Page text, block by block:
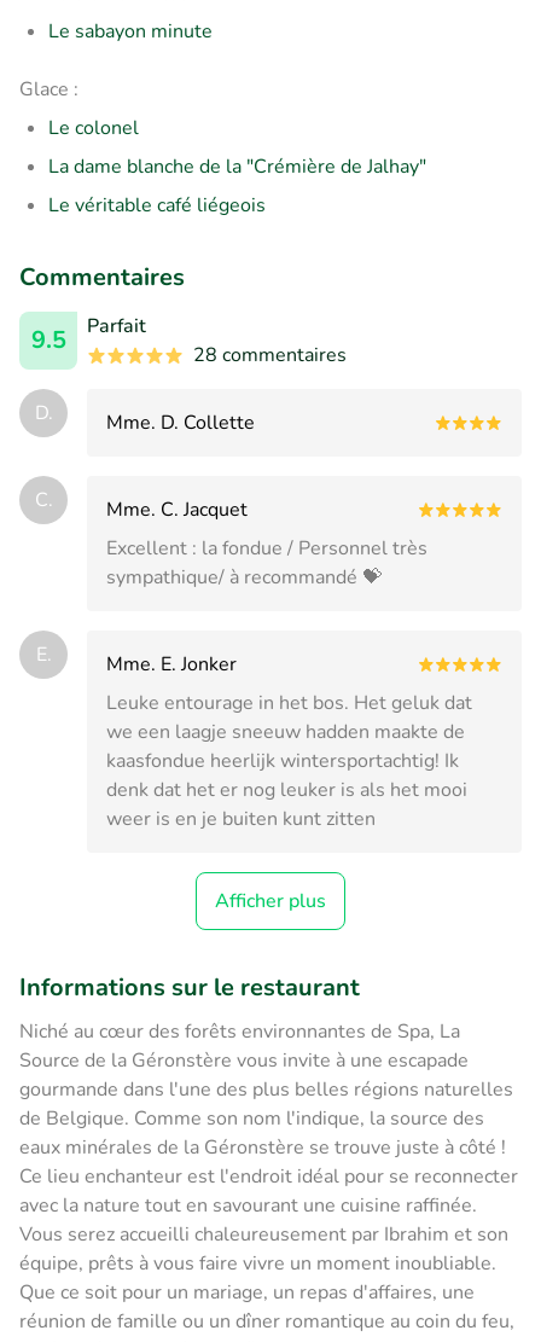
Le sabayon minute
Glace :
Le colonel
La dame blanche de la "Crémière de Jalhay"
Le véritable café liégeois
Commentaires
9.5
Parfait
28 commentaires
D. Mme. D. Collette
C.
Mme. C. Jacquet
Excellent : la fondue / Personnel très
sympathique/ à recommandé 💝
E.
Mme. E. Jonker
Leuke entourage in het bos. Het geluk dat
we een laagje sneeuw hadden maakte de
kaasfondue heerlijk wintersportachtig! Ik
denk dat het er nog leuker is als het mooi
weer is en je buiten kunt zitten
Afficher plus
Informations sur le restaurant
Niché au cœur des forêts environnantes de Spa, La
Source de la Géronstère vous invite à une escapade
gourmande dans l'une des plus belles régions naturelles
de Belgique. Comme son nom l'indique, la source des
eaux minérales de la Géronstère se trouve juste à côté !
Ce lieu enchanteur est l'endroit idéal pour se reconnecter
avec la nature tout en savourant une cuisine raffinée.
Vous serez accueilli chaleureusement par Ibrahim et son
équipe, prêts à vous faire vivre un moment inoubliable.
Que ce soit pour un mariage, un repas d'affaires, une
réunion de famille ou un dîner romantique au coin du feu,